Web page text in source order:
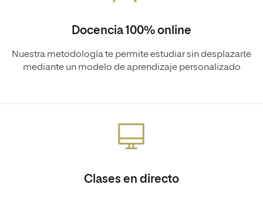
Docencia 100% online
Nuestra metodología te permite estudiar sin desplazarte
mediante un modelo de aprendizaje personalizado
Clases en directo